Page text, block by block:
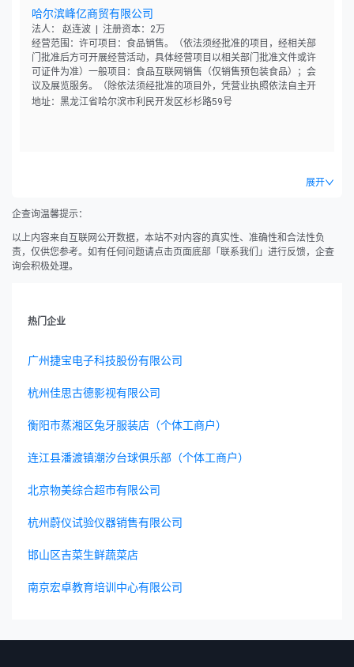
哈尔滨峰亿商贸有限公司
法人： 赵连波 | 注册资本：2万
经营范围：许可项目：食品销售。（依法须经批准的项目，经相关部
门批准后方可开展经营活动，具体经营项目以相关部门批准文件或许
可证件为准）一般项目：食品互联网销售（仅销售预包装食品）；会
议及展览服务。（除依法须经批准的项目外，凭营业执照依法自主开
展经营活动）
地址：黑龙江省哈尔滨市利民开发区杉杉路59号
展开
企查询温馨提示：
以上内容来自互联网公开数据，本站不对内容的真实性、准确性和合法性负
责，仅供您参考。如有任何问题请点击页面底部「联系我们」进行反馈，企查
询会积极处理。
热门企业
广州捷宝电子科技股份有限公司
杭州佳思古德影视有限公司
衡阳市蒸湘区兔牙服装店（个体工商户）
连江县潘渡镇潮汐台球俱乐部（个体工商户）
北京物美综合超市有限公司
杭州蔚仪试验仪器销售有限公司
邯山区吉菜生鲜蔬菜店
南京宏卓教育培训中心有限公司